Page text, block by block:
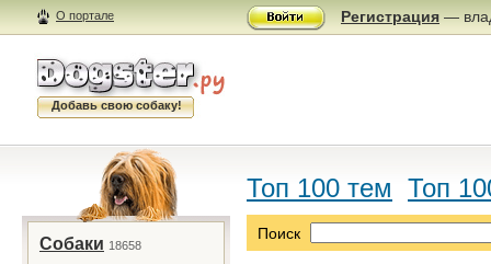
О портале Регистрация —
Добавь свою собаку!
Собаки 18658
Топ 100 тем Топ
Поиск